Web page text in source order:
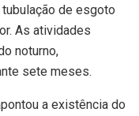
de esgoto
As atividades
noturno,
sete meses.
a existência do